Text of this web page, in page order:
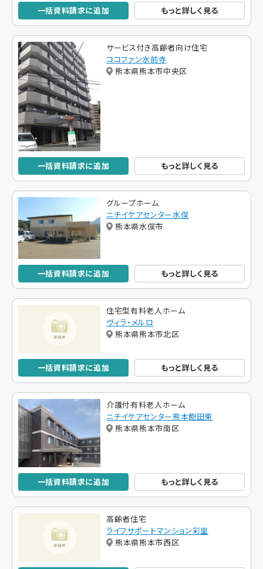
一括資料請求に追加 もっと詳しく見る
サービス付き高齢者向け住宅
ココファン水前寺
熊本県熊本市中央区
一括資料請求に追加 もっと詳しく見る
グループホーム
ニチイケアセンター水俣
熊本県水俣市
一括資料請求に追加 もっと詳しく見る
住宅型有料老人ホーム
ヴィラ・メルロ
熊本県熊本市北区
一括資料請求に追加 もっと詳しく見る
介護付有料老人ホーム
ニチイケアセンター熊本飽田東
熊本県熊本市南区
一括資料請求に追加 もっと詳しく見る
高齢者住宅
ライフサポートマンション彩里
熊本県熊本市西区